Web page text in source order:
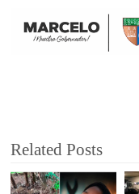
Related Posts